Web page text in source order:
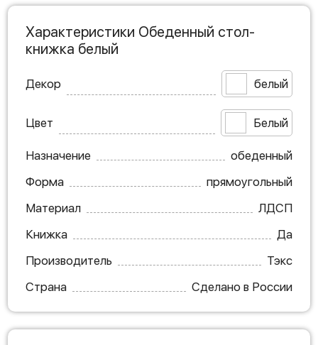
Характеристики Обеденный стол-
книжка белый
Декор белый
Цвет Белый
Назначение
обеденный
Форма
прямоугольный
Материал
ЛДСП
Книжка
Да
Производитель
Тэкс
Страна
Сделано в России